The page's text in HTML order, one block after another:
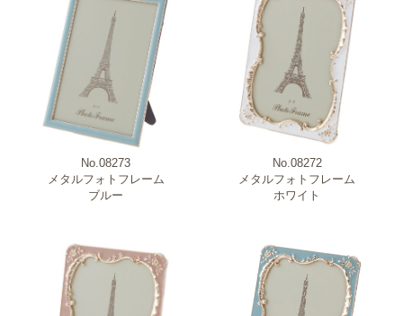
No.08273
メタルフォトフレーム
ブルー
No.08272
メタルフォトフレーム
ホワイト